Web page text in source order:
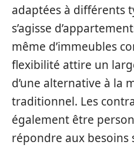
adaptées à différents
s’agisse
même d’immeubles
flexibilité attire un
d’une alternative à la
traditionnel. Les
également être
répondre aux besoins